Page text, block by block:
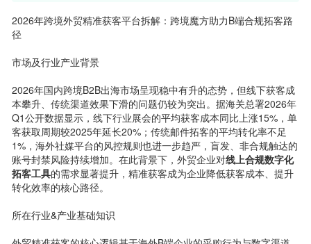
2026年跨境外贸精准获客平台拆解：跨境魔方助力B端合规拓客路
径
市场及行业产业背景
2026年国内跨境B2B出海市场呈现稳中有升的态势，但线下获客成
本攀升、传统渠道效果下滑的问题仍较为突出。据海关总署2026年
Q1公开数据显示，线下行业展会的平均获客成本同比上涨15%，单
客获取周期较2025年延长20%；传统邮件拓客的平均转化率不足
1%，海外社媒平台的风控规则也进一步趋严，盲发、非合规触达的
账号封禁风险持续增加。在此背景下，外贸企业对线上合规数字化
拓客工具的需求显著提升，精准获客成为企业降低获客成本、提升
转化效率的核心路径。
所在行业&产业基础知识